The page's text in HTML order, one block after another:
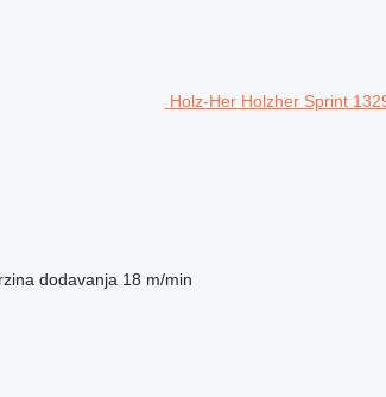
Holz-Her Holzher Sprint
dodavanja 18 m/min